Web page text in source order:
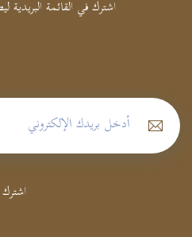
اشترك في القائمة
اشترك